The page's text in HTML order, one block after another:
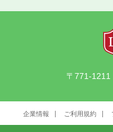
〒771-
企業情報 ご利用規約